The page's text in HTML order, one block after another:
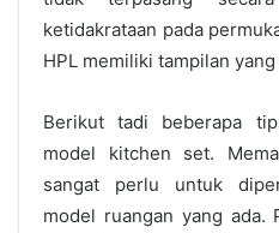
ketidakrataan pada
HPL memiliki tampilan
Berikut tadi beberapa
model kitchen set.
sangat perlu untuk
model ruangan yang ada.